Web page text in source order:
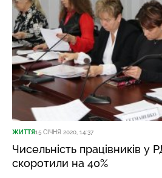
ЖИТТЯ15 СІЧНЯ 2020, 14:37
Чисельність працівників у
скоротили на 40%